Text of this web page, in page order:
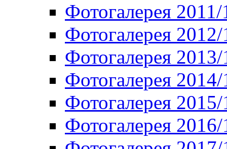
Фотогалерея 2011/
Фотогалерея
Фотогалерея
Фотогалерея
Фотогалерея
Фотогалерея